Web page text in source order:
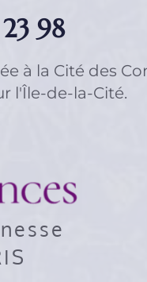
98
à la Cité des
l'Île-de-la-Cité.